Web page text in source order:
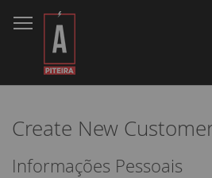
para
conteúdo
Create New
Informações Pessoais